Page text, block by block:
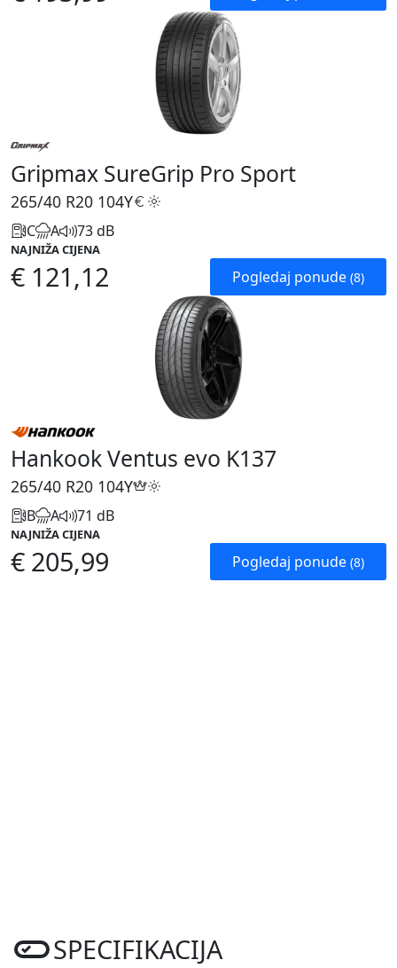
Gripmax SureGrip Pro Sport
265/40 R20 104Y
C A 73 dB
NAJNIŽA CIJENA
€ 121,12 Pogledaj ponude (8)
Hankook Ventus evo K137
265/40 R20 104Y
B A 71 dB
NAJNIŽA CIJENA
€ 205,99 Pogledaj ponude (8)
SPECIFIKACIJA